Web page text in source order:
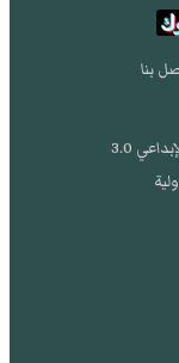
بنا
3.0